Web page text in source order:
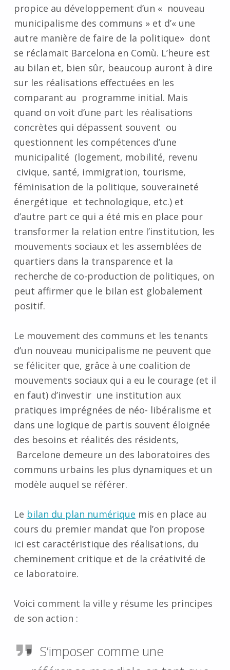
propice au développement d’un « nouveau
municipalisme des communs » et d’« une
autre manière de faire de la politique» dont
se réclamait Barcelona en Comù. L’heure est
au bilan et, bien sûr, beaucoup auront à dire
sur les réalisations effectuées en les
comparant au programme initial. Mais
quand on voit d’une part les réalisations
concrètes qui dépassent souvent ou
questionnent les compétences d’une
municipalité (logement, mobilité, revenu
civique, santé, immigration, tourisme,
féminisation de la politique, souveraineté
énergétique et technologique, etc.) et
d’autre part ce qui a été mis en place pour
transformer la relation entre l’institution, les
mouvements sociaux et les assemblées de
quartiers dans la transparence et la
recherche de co-production de politiques, on
peut affirmer que le bilan est globalement
positif.
Le mouvement des communs et les tenants
d’un nouveau municipalisme ne peuvent que
se féliciter que, grâce à une coalition de
mouvements sociaux qui a eu le courage (et il
en faut) d’investir une institution aux
pratiques imprégnées de néo- libéralisme et
dans une logique de partis souvent éloignée
des besoins et réalités des résidents,
Barcelone demeure un des laboratoires des
communs urbains les plus dynamiques et un
modèle auquel se référer.
Le bilan du plan numérique mis en place au
cours du premier mandat que l’on propose
ici est caractéristique des réalisations, du
cheminement critique et de la créativité de
ce laboratoire.
Voici comment la ville y résume les principes
de son action :
S’imposer comme une